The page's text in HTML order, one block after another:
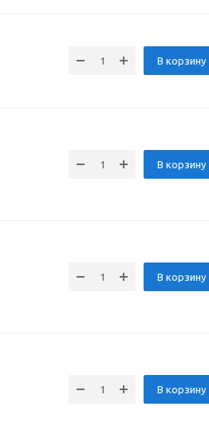
В корзину
В корзину
В корзину
В корзину